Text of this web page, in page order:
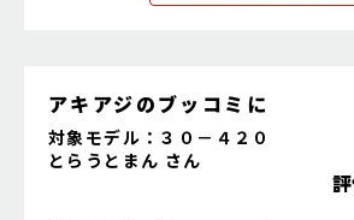
アキアジのブッコミに
対象モデル：３０－４２０
とらうとまん さん